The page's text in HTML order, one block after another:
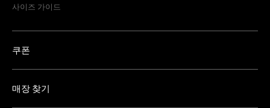
사이즈 가이드
쿠폰
매장 찾기